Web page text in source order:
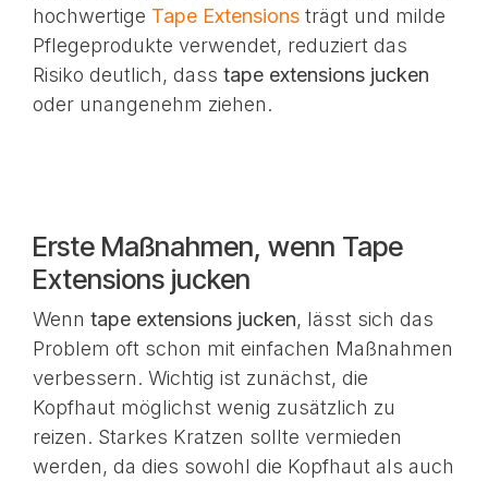
hochwertige Tape Extensions trägt und milde
Pflegeprodukte verwendet, reduziert das
Risiko deutlich, dass tape extensions jucken
oder unangenehm ziehen.
Erste Maßnahmen, wenn Tape
Extensions jucken
Wenn tape extensions jucken, lässt sich das
Problem oft schon mit einfachen Maßnahmen
verbessern. Wichtig ist zunächst, die
Kopfhaut möglichst wenig zusätzlich zu
reizen. Starkes Kratzen sollte vermieden
werden, da dies sowohl die Kopfhaut als auch